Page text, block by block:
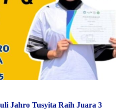
Jahro Tusyita Raih Juara 3